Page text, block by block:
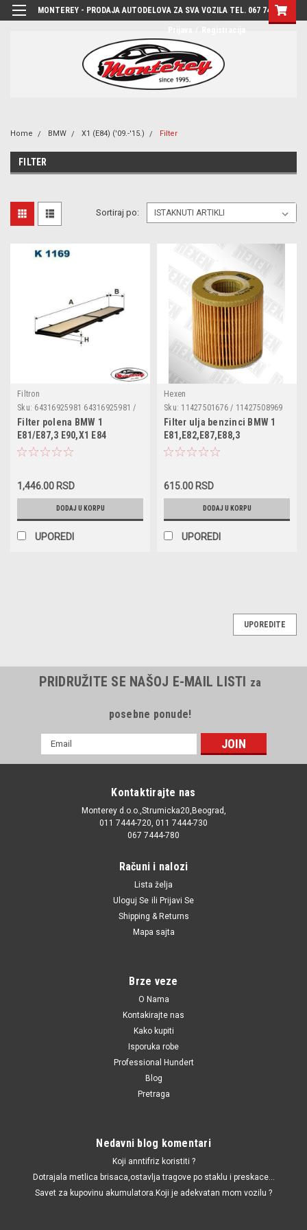
MONTEREY - PRODAJA AUTODELOVA ZA SVA VOZILA TEL. 067 7444-780
Home BMW X1 (E84) ('09.-'15.) Filter
FILTER
Sortiraj po:
Filtron
Sku: 64316925981 64316925981 /
64316962551 / K1169 / 198743124
/ WP9232 / CU8430 / CUK8430 /
WP9233 / PC8172 / 198743424 /
64319313517 / 64319142114 /
Filter polena BMW 1
E81/E87,3 E90,X1 E84
1,446.00 RSD
DODAJ U KORPU
UPOREDI
Hexen
Sku: 11427501676 / 11427508969
/ 11427530668 / 1457429262 /
COF100544E / ML1729 / OE649/6 /
E29H D89 / B1B023PR / FO-
ECO079 / OX166/1D / 50013661 /
Filter ulja benzinci BMW 1
E81,E82,E87,E88,3
E46,E90,E91,E92,E93,5
615.00 RSD
DODAJ U KORPU
UPOREDI
64316925981 64316925981 / 64316962551 / K1169 /
198743124 / WP9232 / CU8430 / CUK8430 / WP9233 / PC8172 / 198743424 /
Filter polena BMW 1 E81/E87,3 E90,X1 E84
DODAJ U KORPU
UPOREDITE
PRIDRUŽITE SE NAŠOJ E-MAIL LISTI za
posebne ponude!
mail
Kontaktirajte nas
Monterey d.o.o.,Strumicka20,Beograd,
011 7444-720, 011 7444-730
067 7444-780
Računi i nalozi
Lista želja
Uloguj Se ili Prijavi Se
Shipping & Returns
Mapa sajta
Brze veze
O Nama
Kontakirajte nas
Kako kupiti
Isporuka robe
Professional Hundert
Blog
Pretraga
Nedavni blog komentari
Koji anntifriz koristiti ?
Dotrajala metlica brisaca,ostavlja tragove po staklu i preskace...
Savet za kupovinu akumulatora.Koji je adekvatan mom vozilu ?